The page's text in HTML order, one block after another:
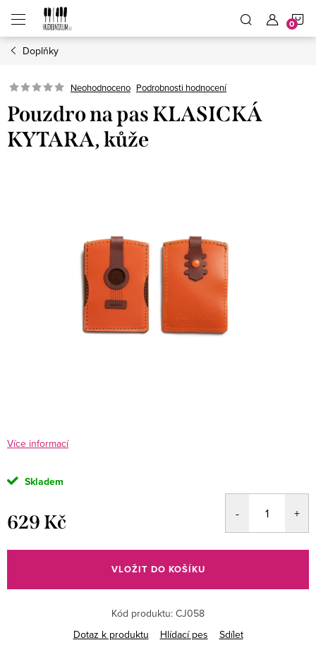
obsah
Doplňky
Neohodnoceno Podrobnosti hodnocení
Pouzdro na pas KLASICKÁ
KYTARA, kůže
Více informací
Skladem
629 Kč
cena:
VLOŽIT DO KOŠÍKU
Kód produktu: CJ058
Dotaz k produktu
Hlídací pes Sdílet